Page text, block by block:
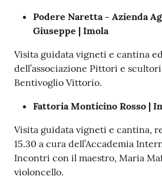
Podere Naretta - Azienda
Giuseppe | Imola
Visita guidata vigneti e cantina
dell’associazione Pittori e
Bentivoglio Vittorio.
Fattoria Monticino Rosso |
Visita guidata vigneti e cantina,
15.30 a cura dell’Accademia
Incontri con il maestro, Maria
violoncello.